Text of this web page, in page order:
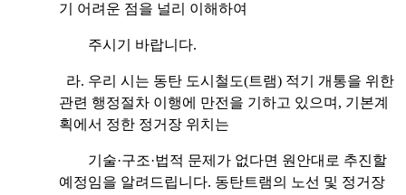
기 어려운 점을 널리 이해하여
주시기 바랍니다.
라. 우리 시는 동탄 도시철도(트램) 적기 개통을 위한
관련 행정절차 이행에 만전을 기하고 있으며, 기본계
획에서 정한 정거장 위치는
기술·구조·법적 문제가 없다면 원안대로 추진할
예정임을 알려드립니다. 동탄트램의 노선 및 정거장